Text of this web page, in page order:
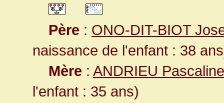
Père : ONO-DIT-BIOT
naissance de l'enfant : 38
Mère : ANDRIEU
l'enfant : 35 ans)